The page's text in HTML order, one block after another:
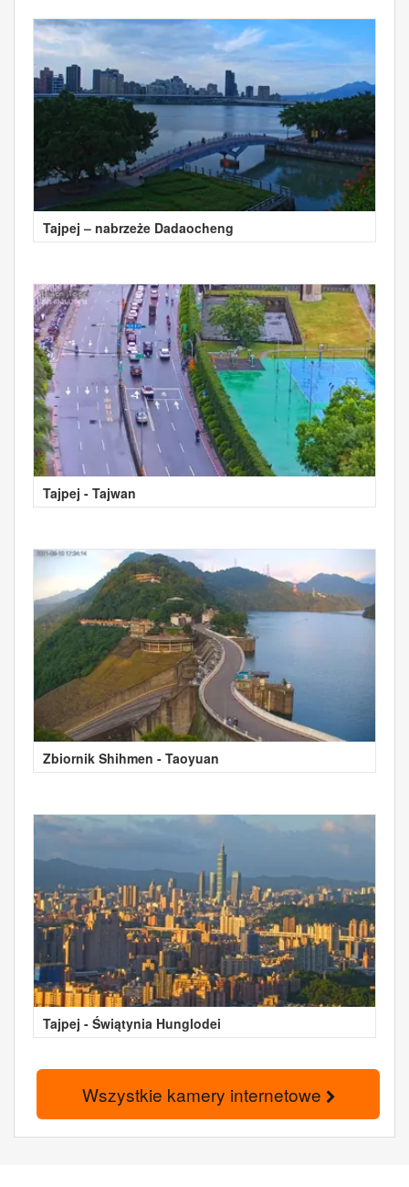
Tajpej – nabrzeże Dadaocheng
Tajpej - Tajwan
Zbiornik Shihmen - Taoyuan
Tajpej - Świątynia Hunglodei
Wszystkie kamery internetowe